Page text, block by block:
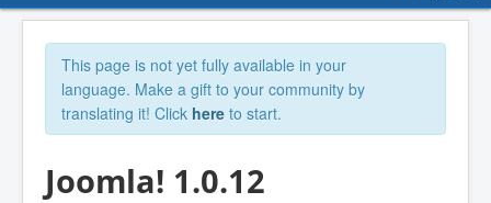
This page is not yet fully available in your
language. Make a gift to your community by
translating it! Click here to start.
Joomla! 1.0.12